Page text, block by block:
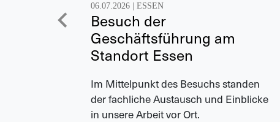
06.07.2026 | ESSEN
Besuch der
Geschäftsführung am
Standort Essen
Im Mittelpunkt des Besuchs standen
der fachliche Austausch und Einblicke
in unsere Arbeit vor Ort.